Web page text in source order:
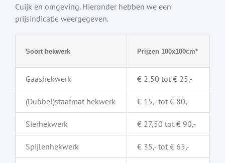
Cuijk en omgeving. Hieronder hebben we een
prijsindicatie weergegeven.
Soort hekwerk Prijzen 100x100cm*
Gaashekwerk € 2,50 tot € 25,-
(Dubbel)staafmat hekwerk € 15,- tot € 80,-
Sierhekwerk € 27,50 tot € 90,-
Spijlenhekwerk € 35,- tot € 65,-